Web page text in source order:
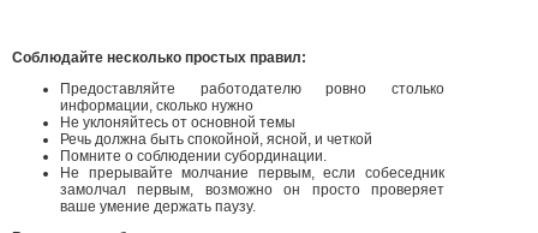
Соблюдайте несколько простых правил:
Предоставляйте работодателю ровно столько
информации, сколько нужно
Не уклоняйтесь от основной темы
Речь должна быть спокойной, ясной, и четкой
Помните о соблюдении субординации.
Не прерывайте молчание первым, если собеседник
замолчал первым, возможно он просто проверяет
ваше умение держать паузу.